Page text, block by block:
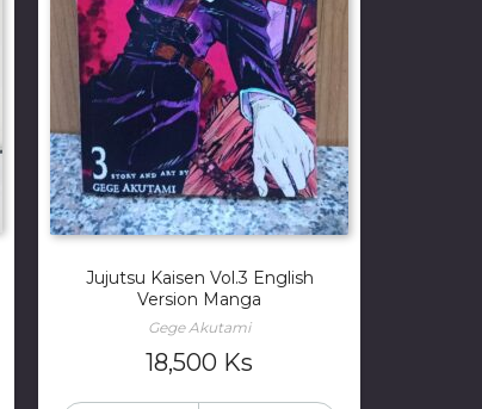
Jujutsu Kaisen Vol.3 English
Version Manga
Gege Akutami
18,500 Ks